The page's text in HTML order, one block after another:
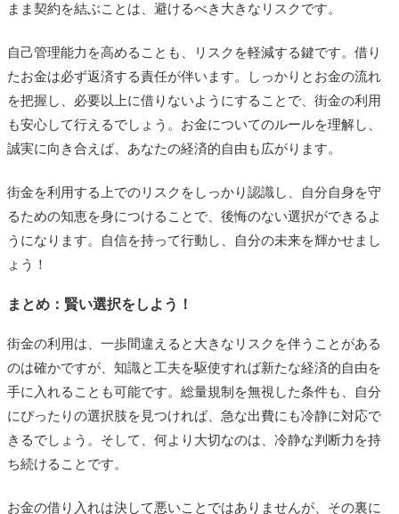
まま契約を結ぶことは、避けるべき大きなリスクです。
自己管理能力を高めることも、リスクを軽減する鍵です。借り
たお金は必ず返済する責任が伴います。しっかりとお金の流れ
を把握し、必要以上に借りないようにすることで、街金の利用
も安心して行えるでしょう。お金についてのルールを理解し、
誠実に向き合えば、あなたの経済的自由も広がります。
街金を利用する上でのリスクをしっかり認識し、自分自身を守
るための知恵を身につけることで、後悔のない選択ができるよ
うになります。自信を持って行動し、自分の未来を輝かせまし
ょう！
まとめ：賢い選択をしよう！
街金の利用は、一歩間違えると大きなリスクを伴うことがある
のは確かですが、知識と工夫を駆使すれば新たな経済的自由を
手に入れることも可能です。総量規制を無視した条件も、自分
にぴったりの選択肢を見つければ、急な出費にも冷静に対応で
きるでしょう。そして、何より大切なのは、冷静な判断力を持
ち続けることです。
お金の借り入れは決して悪いことではありませんが、その裏に